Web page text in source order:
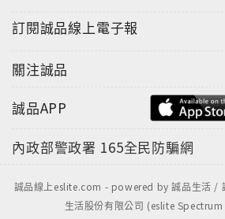
訂閱誠品線上電子報
關注誠品
誠品APP
內政部警政署 165全民防騙網
誠品線上eslite.com - powered by 誠品生活 /
生活股份有限公司 (eslite